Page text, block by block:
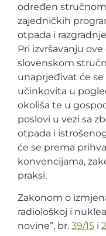
određen
zajedničkih
otpada i
Pri izvršavanju
slovenskom
unaprjeđivat će
učinkovita u
okoliša te u
poslovi u vezi sa
otpada i
će se prema
konvencijama,
praksi.
Zakonom o
radiološkoj i
novine”, br. 39/15 i